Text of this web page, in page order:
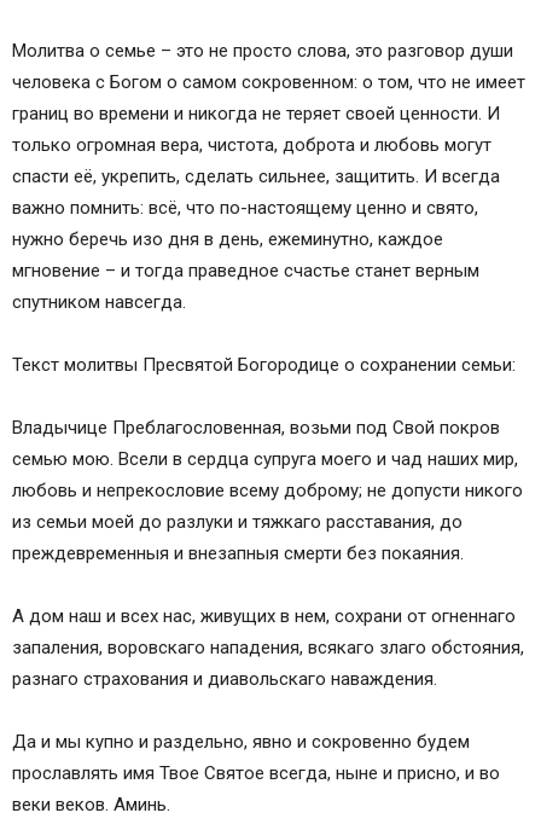
Молитва о семье – это не просто слова, это разговор души
человека с Богом о самом сокровенном: о том, что не имеет
границ во времени и никогда не теряет своей ценности. И
только огромная вера, чистота, доброта и любовь могут
спасти её, укрепить, сделать сильнее, защитить. И всегда
важно помнить: всё, что по-настоящему ценно и свято,
нужно беречь изо дня в день, ежеминутно, каждое
мгновение – и тогда праведное счастье станет верным
спутником навсегда.
Текст молитвы Пресвятой Богородице о сохранении семьи:
Владычице Преблагословенная, возьми под Свой покров
семью мою. Всели в сердца супруга моего и чад наших мир,
любовь и непрекословие всему доброму; не допусти никого
из семьи моей до разлуки и тяжкаго расставания, до
преждевременныя и внезапныя смерти без покаяния.
А дом наш и всех нас, живущих в нем, сохрани от огненнаго
запаления, воровскаго нападения, всякаго злаго обстояния,
разнаго страхования и диавольскаго наваждения.
Да и мы купно и раздельно, явно и сокровенно будем
прославлять имя Твое Святое всегда, ныне и присно, и во
веки веков. Аминь.